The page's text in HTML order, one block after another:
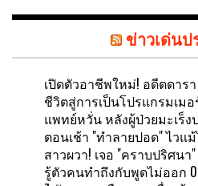
ข่าวเด่นป
เปิดตัวอาชีพใหม่! อดีตดาร
ชีวิตสู่การเป็นโปรแกรมเมอ
แพทย์หวั่น หลังผู้ป่วยมะเร็
ตอนเช้า "ทำลายปอด" ไวแ
สาวผวา! เจอ "คราบปริศนา
รู้ตัวคนทำถึงกับพูดไม่ออก